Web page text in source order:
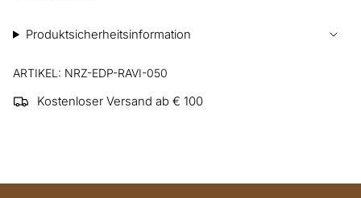
Produktsicherheitsinformation
ARTIKEL: NRZ-EDP-RAVI-050
Kostenloser Versand ab € 100